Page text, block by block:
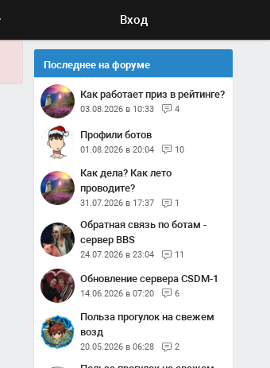
Вход
Последнее на форуме
Как работает приз в рейтинге?
03.08.2026 в 10:33 4
Профили ботов
01.08.2026 в 20:04 10
Как дела? Как лето
проводите?
31.07.2026 в 17:37 1
Обратная связь по ботам -
сервер BBS
24.07.2026 в 23:04 11
Обновление сервера CSDM-1
14.06.2026 в 07:20 6
Польза прогулок на свежем
возд
20.05.2026 в 06:28 2